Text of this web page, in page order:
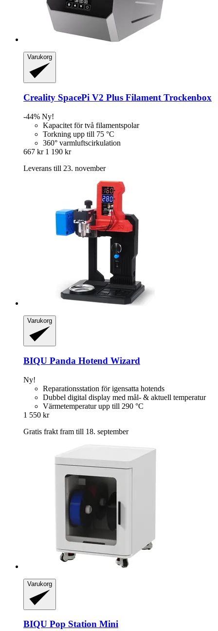
Varukorg
Creality SpacePi V2 Plus Filament Trockenbox
-44% Ny!
Kapacitet för två filamentspolar
Torkning upp till 75 °C
360° varmluftscirkulation
667 kr 1 190 kr
Leverans till 23. november
Varukorg
BIQU Panda Hotend Wizard
Ny!
Reparationsstation för igensatta hotends
Dubbel digital display med mål- & aktuell temperatur
Värmetemperatur upp till 290 °C
1 550 kr
Gratis frakt fram till 18. september
Varukorg
BIQU Pop Station Mini